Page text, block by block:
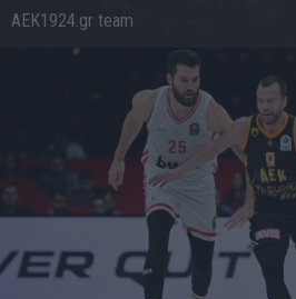
AEK1924.gr team